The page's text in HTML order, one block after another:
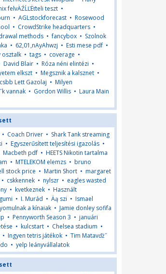
felvÄŹĹĽËťteli teszt •
• AGLstockforecast • Rosewood
• CrowdStrike headquarters •
methods •fancybox • Szolnok
• 62,01,nAyAhwzj • Esti mese pdf •
osztalk • tags • coverage •
David Blair • Róza néni elintézi •
elkszt • Megsznik a kalsznet •
Lett Gazolaj • Milyen
vannak • Gordon Willis • Laura Main
• Coach Driver • Shark Tank streaming
• Egyszerűsített teljesítési igazolás •
Macbeth pdf • HEETS Nikotin tartalma
• MTELEKOM elemzs • bruno
stock price • Martin Short • margaret
• cskkennek • nylszr • eagles wasted
• kvetkeznek • Használt
• I. Murád • Äą szi • Ismael
a kínaiak • Jamie donley sofifa
• Pennyworth Season 3 • januári
• kulcstart • Chelsea stadium •
• Ingyen tetris játékok • Tim Matavďż˝
• yelp leányvállalatok